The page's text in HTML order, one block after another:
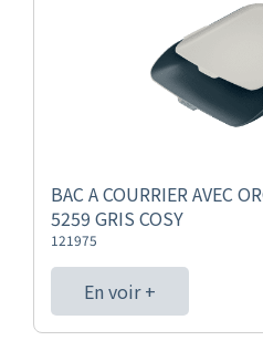
BAC A COURRIER AVEC
5259 GRIS COSY
121975
En voir +